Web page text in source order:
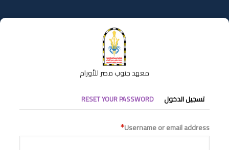
إلى
المحتوى
معهد جنوب مصر للأورام
التبويبات
الأساسية
تسجيل الدخول RESET YOUR PASSWORD
Username or email address